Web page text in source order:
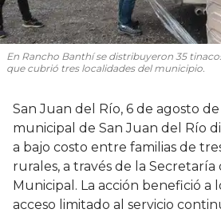
En Rancho Banthí se distribuyeron 35
que cubrió tres localidades del municipio.
San Juan del Río, 6 de agosto
municipal de San Juan del Río
a bajo costo entre familias de
rurales, a través de la Secretaría
Municipal. La acción benefició a
acceso limitado al servicio